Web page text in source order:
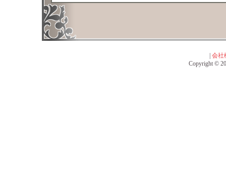
会社
Copyright ©